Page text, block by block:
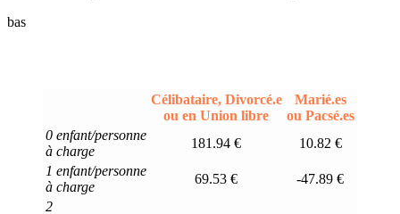
bas
Célibataire, Divorcé.e
ou en Union libre
Marié.es
ou Pacsé.es
0 enfant/personne
à charge
181.94 €
10.82 €
1 enfant/personne
à charge
69.53 €
-47.89 €
2